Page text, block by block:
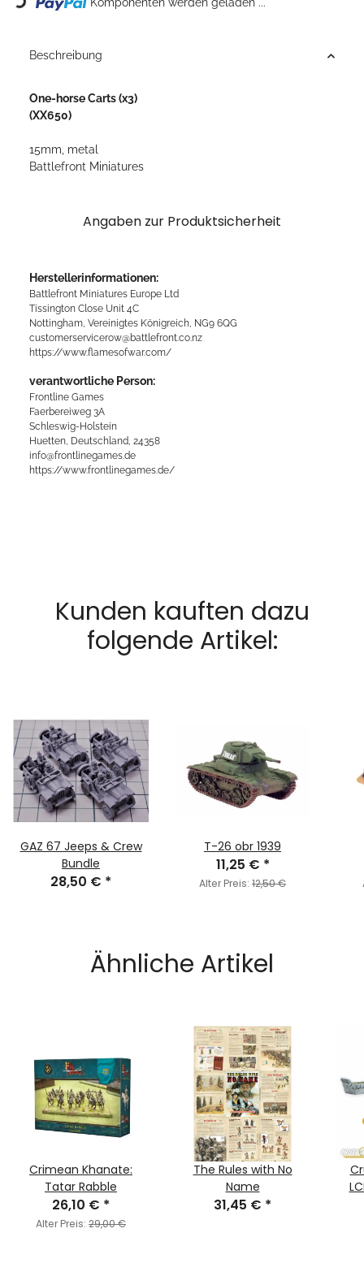
Komponenten werden geladen ...
Beschreibung
One-horse Carts (x3)
(XX650)
15mm, metal
Battlefront Miniatures
Angaben zur Produktsicherheit
Herstellerinformationen:
Battlefront Miniatures Europe Ltd
Tissington Close Unit 4C
Nottingham, Vereinigtes Königreich, NG9 6QG
customerservicerow@battlefront.co.nz
https://www.flamesofwar.com/
verantwortliche Person:
Frontline Games
Faerbereiweg 3A
Schleswig-Holstein
Huetten, Deutschland, 24358
info@frontlinegames.de
https://www.frontlinegames.de/
Kunden kauften dazu
folgende Artikel:
GAZ 67 Jeeps & Crew
Bundle
28,50 € *
T-26 obr 1939
11,25 € *
Alter Preis: 12,50 €
Ähnliche Artikel
Crimean Khanate:
Tatar Rabble
26,10 € *
Alter Preis: 29,00 €
The Rules with No
Name
31,45 € *